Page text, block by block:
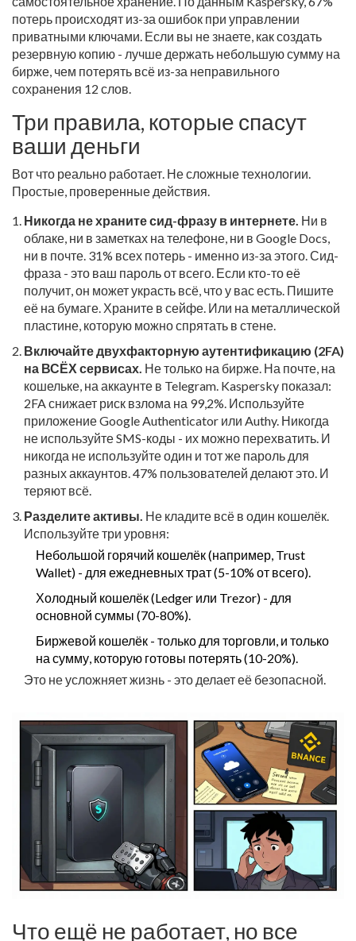
потерь происходят из-за ошибок при управлении
приватными ключами. Если вы не знаете, как создать
резервную копию - лучше держать небольшую сумму на
бирже, чем потерять всё из-за неправильного
сохранения 12 слов.
Три правила, которые спасут
ваши деньги
Вот что реально работает. Не сложные технологии.
Простые, проверенные действия.
Никогда не храните сид-фразу в интернете. Ни в
облаке, ни в заметках на телефоне, ни в Google Docs,
ни в почте. 31% всех потерь - именно из-за этого. Сид-
фраза - это ваш пароль от всего. Если кто-то её
получит, он может украсть всё, что у вас есть. Пишите
её на бумаге. Храните в сейфе. Или на металлической
пластине, которую можно спрятать в стене.
Включайте двухфакторную аутентификацию (2FA)
на ВСЁХ сервисах. Не только на бирже. На почте, на
кошельке, на аккаунте в Telegram. Kaspersky показал:
2FA снижает риск взлома на 99,2%. Используйте
приложение Google Authenticator или Authy. Никогда
не используйте SMS-коды - их можно перехватить. И
никогда не используйте один и тот же пароль для
разных аккаунтов. 47% пользователей делают это. И
теряют всё.
Разделите активы. Не кладите всё в один кошелёк.
Используйте три уровня:
Небольшой горячий кошелёк (например, Trust
Wallet) - для ежедневных трат (5-10% от всего).
Холодный кошелёк (Ledger или Trezor) - для
основной суммы (70-80%).
Биржевой кошелёк - только для торговли, и только
на сумму, которую готовы потерять (10-20%).
Это не усложняет жизнь - это делает её безопасной.
Что ещё не работает, но все